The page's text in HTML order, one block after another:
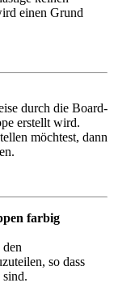
einen Grund
durch die Board-
erstellt wird.
möchtest, dann
farbig
so dass